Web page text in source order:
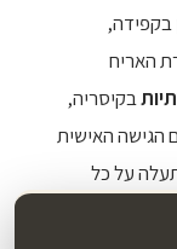
בקפידה,
האריח
בקיסריה,
הגישה האישית
על כל